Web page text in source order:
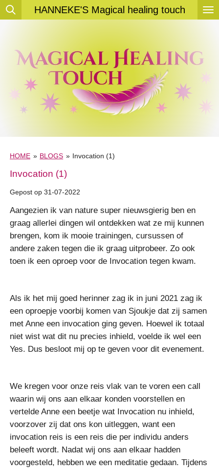
Ga
direct
hoofdinhoud
HANNEKE'S Magical healing touch
HOME » BLOGS » Invocation (1)
Invocation (1)
Gepost op 31-07-2022
Aangezien ik van nature super nieuwsgierig ben en
graag allerlei dingen wil ontdekken wat ze mij kunnen
brengen, kom ik mooie trainingen, cursussen of
andere zaken tegen die ik graag uitprobeer. Zo ook
toen ik een oproep voor de Invocation tegen kwam.
Als ik het mij goed herinner zag ik in juni 2021 zag ik
een oproepje voorbij komen van Sjoukje dat zij samen
met Anne een invocation ging geven. Hoewel ik totaal
niet wist wat dit nu precies inhield, voelde ik wel een
Yes. Dus besloot mij op te geven voor dit evenement.
We kregen voor onze reis vlak van te voren een call
waarin wij ons aan elkaar konden voorstellen en
vertelde Anne een beetje wat Invocation nu inhield,
voorzover zij dat ons kon uitleggen, want een
invocation reis is een reis die per individu anders
beleeft wordt. Nadat wij ons aan elkaar hadden
voorgesteld, hebben we een meditatie gedaan. Tijdens